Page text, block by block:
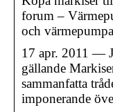
forum –
och
17 apr. 2011 —
gällande
sammanfatta
imponerande